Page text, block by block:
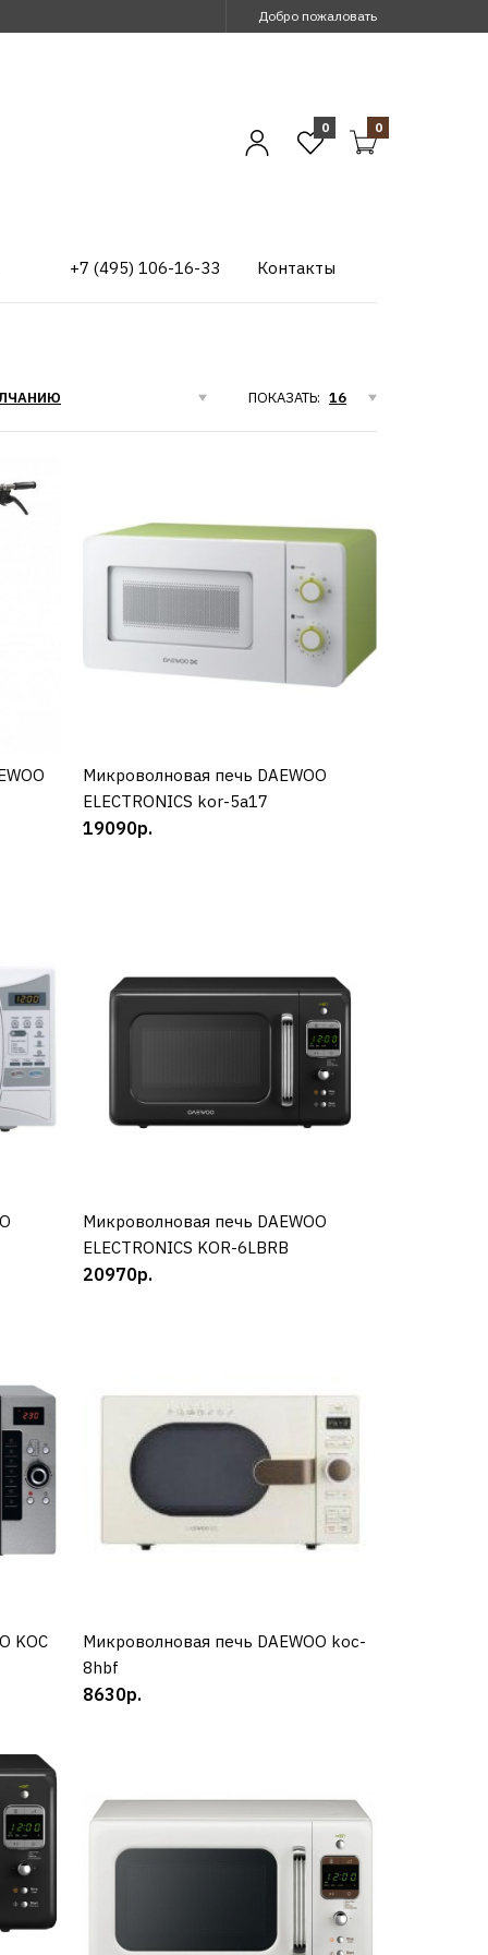
Добро пожаловать
0 0
+7 (495) 106-16-33 Контакты
ПОКАЗАТЬ:
КУПИТЬ
Микроволновая печь DAEWOO
ELECTRONICS kor-5a17
19090р.
КУПИТЬ
Микроволновая печь DAEWOO
ELECTRONICS KOR-6LBRB
20970р.
KOC
КУПИТЬ
Микроволновая печь DAEWOO koc-
8hbf
8630р.